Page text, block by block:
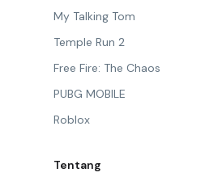
My Talking Tom
Temple Run 2
Free Fire: The Chaos
PUBG MOBILE
Roblox
Tentang